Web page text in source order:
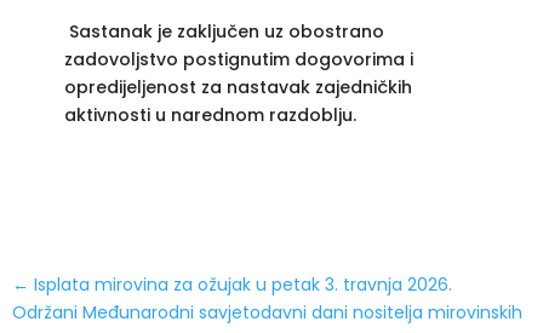
Sastanak je zaključen uz obostrano
zadovoljstvo postignutim dogovorima i
opredijeljenost za nastavak zajedničkih
aktivnosti u narednom razdoblju.
← Isplata mirovina za ožujak u petak 3. travnja 2026.
Održani Međunarodni savjetodavni dani nositelja mirovinskih